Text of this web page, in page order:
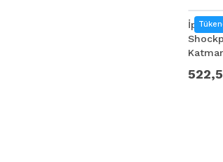
İpad